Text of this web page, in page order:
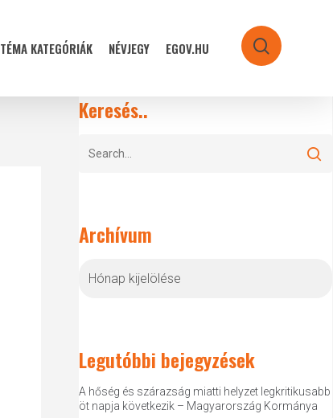
TÉMA KATEGÓRIÁK NÉVJEGY EGOV.HU search
Keresés..
Archívum
Legutóbbi bejegyzések
A hőség és szárazság miatti helyzet legkritikusabb
öt napja következik – Magyarország Kormánya